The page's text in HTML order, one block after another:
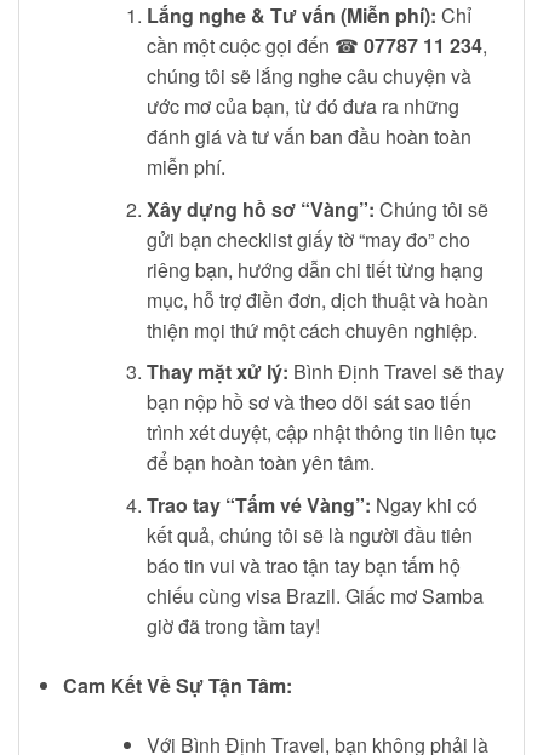
Lắng nghe & Tư vấn (Miễn phí): Chỉ
cần một cuộc gọi đến ☎ 07787 11 234,
chúng tôi sẽ lắng nghe câu chuyện và
ước mơ của bạn, từ đó đưa ra những
đánh giá và tư vấn ban đầu hoàn toàn
miễn phí.
Xây dựng hồ sơ “Vàng”: Chúng tôi sẽ
gửi bạn checklist giấy tờ “may đo” cho
riêng bạn, hướng dẫn chi tiết từng hạng
mục, hỗ trợ điền đơn, dịch thuật và hoàn
thiện mọi thứ một cách chuyên nghiệp.
Thay mặt xử lý: Bình Định Travel sẽ thay
bạn nộp hồ sơ và theo dõi sát sao tiến
trình xét duyệt, cập nhật thông tin liên tục
để bạn hoàn toàn yên tâm.
Trao tay “Tấm vé Vàng”: Ngay khi có
kết quả, chúng tôi sẽ là người đầu tiên
báo tin vui và trao tận tay bạn tấm hộ
chiếu cùng visa Brazil. Giấc mơ Samba
giờ đã trong tầm tay!
Cam Kết Về Sự Tận Tâm:
Với Bình Định Travel, bạn không phải là